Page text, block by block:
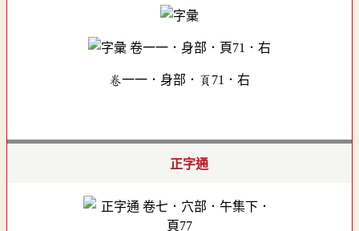
卷一一．身部．頁71．右
正字通